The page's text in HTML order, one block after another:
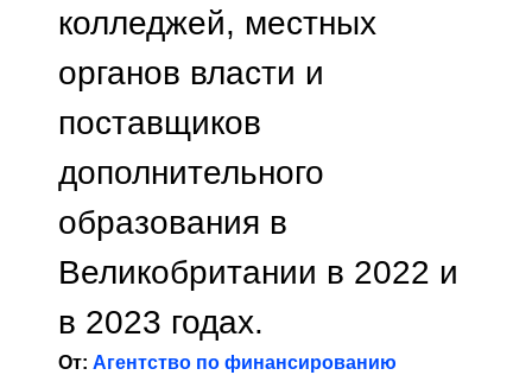
колледжей, местных
органов власти и
поставщиков
дополнительного
образования в
Великобритании в 2022 и
в 2023 годах.
От: Агентство по финансированию